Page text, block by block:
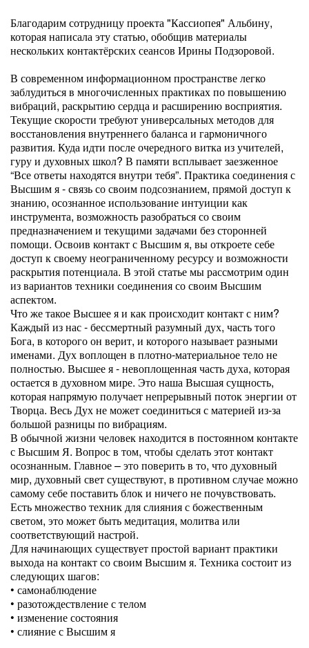
[показать]
[показать]
[показать]
[показать]
[показать]
Благодарим сотрудницу проекта "Кассиопея" Альбину,
которая написала эту статью, обобщив материалы
нескольких контактёрских сеансов Ирины Подзоровой.
В современном информационном пространстве легко
заблудиться в многочисленных практиках по повышению
вибраций, раскрытию сердца и расширению восприятия.
Текущие скорости требуют универсальных методов для
восстановления внутреннего баланса и гармоничного
развития. Куда идти после очередного витка из учителей,
гуру и духовных школ? В памяти всплывает заезженное
“Все ответы находятся внутри тебя”. Практика соединения с
Высшим я - связь со своим подсознанием, прямой доступ к
знанию, осознанное использование интуиции как
инструмента, возможность разобраться со своим
предназначением и текущими задачами без сторонней
помощи. Освоив контакт с Высшим я, вы откроете себе
доступ к своему неограниченному ресурсу и возможности
раскрытия потенциала. В этой статье мы рассмотрим один
из вариантов техники соединения со своим Высшим
аспектом.
Что же такое Высшее я и как происходит контакт с ним?
Каждый из нас - бессмертный разумный дух, часть того
Бога, в которого он верит, и которого называет разными
именами. Дух воплощен в плотно-материальное тело не
полностью. Высшее я - невоплощенная часть духа, которая
остается в духовном мире. Это наша Высшая сущность,
которая напрямую получает непрерывный поток энергии от
Творца. Весь Дух не может соединиться с материей из-за
большой разницы по вибрациям.
В обычной жизни человек находится в постоянном контакте
с Высшим Я. Вопрос в том, чтобы сделать этот контакт
осознанным. Главное – это поверить в то, что духовный
мир, духовный свет существуют, в противном случае можно
самому себе поставить блок и ничего не почувствовать.
Есть множество техник для слияния с божественным
светом, это может быть медитация, молитва или
соответствующий настрой.
Для начинающих существует простой вариант практики
выхода на контакт со своим Высшим я. Техника состоит из
следующих шагов:
• самонаблюдение
• разотождествление с телом
• изменение состояния
• слияние с Высшим я